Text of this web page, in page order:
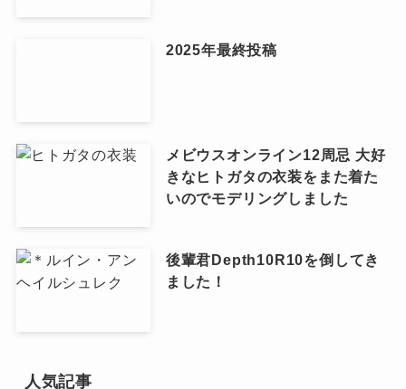
2025年最終投稿
メビウスオンライン12周忌 大好
きなヒトガタの衣装をまた着た
いのでモデリングしました
後輩君Depth10R10を倒してき
ました！
人気記事